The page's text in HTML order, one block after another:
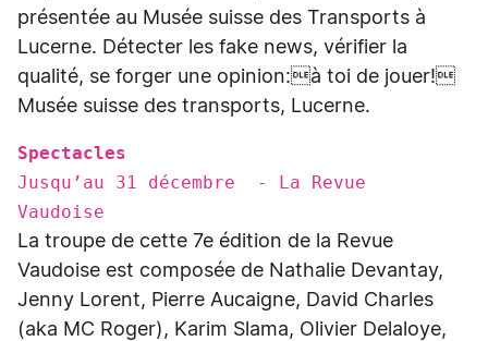
présentée au Musée suisse des Transports à
Lucerne. Détecter les fake news, vérifier la
qualité, se forger une opinion:à toi de jouer!
Musée suisse des transports, Lucerne.
Spectacles
Jusqu’au 31 décembre - La Revue
Vaudoise
La troupe de cette 7e édition de la Revue
Vaudoise est composée de Nathalie Devantay,
Jenny Lorent, Pierre Aucaigne, David Charles
(aka MC Roger), Karim Slama, Olivier Delaloye,